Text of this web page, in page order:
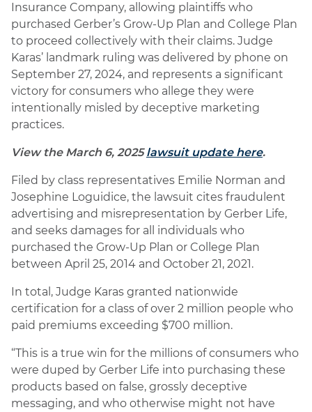
Insurance Company, allowing plaintiffs who
purchased Gerber’s Grow-Up Plan and College Plan
to proceed collectively with their claims. Judge
Karas’ landmark ruling was delivered by phone on
September 27, 2024, and represents a significant
victory for consumers who allege they were
intentionally misled by deceptive marketing
practices.
View the March 6, 2025lawsuit update here.
Filed by class representatives Emilie Norman and
Josephine Loguidice, the lawsuit cites fraudulent
advertising and misrepresentation by Gerber Life,
and seeks damages for all individuals who
purchased the Grow-Up Plan or College Plan
between April 25, 2014 and October 21, 2021.
In total, Judge Karas granted nationwide
certification for a class of over 2 million people who
paid premiums exceeding $700 million.
“This is a true win for the millions of consumers who
were duped by Gerber Life into purchasing these
products based on false, grossly deceptive
messaging, and who otherwise might not have